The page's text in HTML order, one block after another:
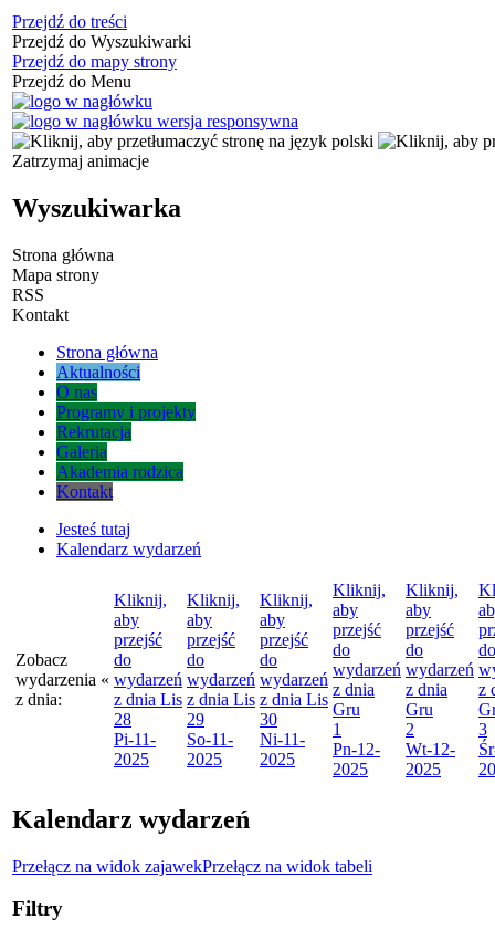
Przejdź do treści
Przejdź do Wyszukiwarki
Przejdź do mapy strony
Przejdź do Menu
Zatrzymaj animacje
Wyszukiwarka
Strona główna
Mapa strony
RSS
Kontakt
Strona główna
Aktualności
O nas
Programy i projekty
Rekrutacja
Galeria
Akademia rodzica
Kontakt
Jesteś tutaj
Kalendarz wydarzeń
Zobacz
wydarzenia
z dnia:
«
Kliknij,
aby
przejść
do
wydarzeń
z dnia Lis
28
Pi-11-
2025
Kliknij,
aby
przejść
do
wydarzeń
z dnia Lis
29
So-11-
2025
Kliknij,
aby
przejść
do
wydarzeń
z dnia Lis
30
Ni-11-
2025
Kliknij,
aby
przejść
do
wydarzeń
z dnia
Gru
1
Pn-12-
2025
Kliknij,
aby
przejść
do
wydarzeń
z dnia
Gru
2
Wt-12-
2025
do
z
3
Śr
Kalendarz wydarzeń
Przełącz na widok zajawekPrzełącz na widok tabeli
Filtry